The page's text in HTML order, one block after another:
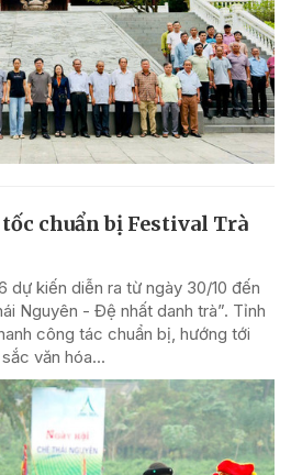
chuẩn bị Festival Trà
dự kiến diễn ra từ ngày 30/10 đến
Nguyên - Đệ nhất danh trà”. Tỉnh
công tác chuẩn bị, hướng tới
văn hóa...